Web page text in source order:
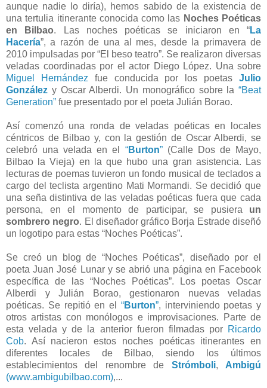
aunque nadie lo diría), hemos sabido de la existencia de
una tertulia itinerante conocida como las Noches Poéticas
en Bilbao. Las noches poéticas se iniciaron en “La
Hacería”, a razón de una al mes, desde la primavera de
2010 impulsadas por “El beso teatro”. Se realizaron diversas
veladas coordinadas por el actor Diego López. Una sobre
Miguel Hernández fue conducida por los poetasJulio
González y Oscar Alberdi. Un monográfico sobre la “Beat
Generation” fue presentado por el poeta Julián Borao.
Así comenzó una ronda de veladas poéticas en locales
céntricos de Bilbao y, con la gestión de Oscar Alberdi, se
celebró una velada en el “Burton”(Calle Dos de Mayo,
Bilbao la Vieja) en la que hubo una gran asistencia. Las
lecturas de poemas tuvieron un fondo musical de teclados a
cargo del teclista argentino Mati Mormandi. Se decidió que
una seña distintiva de las veladas poéticas fuera que cada
persona, en el momento de participar, se pusiera un
sombrero negro. El diseñador gráfico Borja Estrade diseñó
un logotipo para estas “Noches Poéticas”.
Se creó un blog de “Noches Poéticas”, diseñado por el
poeta Juan José Lunar y se abrió una página en Facebook
específica de las “Noches Poéticas”. Los poetas Oscar
Alberdi y Julián Borao, gestionaron nuevas veladas
poéticas. Se repitió en el “Burton”, interviniendo poetas y
otros artistas con monólogos e improvisaciones. Parte de
esta velada y de la anterior fueron filmadas por Ricardo
Cob. Así nacieron estos noches poéticas itinerantes en
diferentes locales de Bilbao, siendo los últimos
establecimientos del renombre de Strómboli, Ambigú
(www.ambigubilbao.com),...